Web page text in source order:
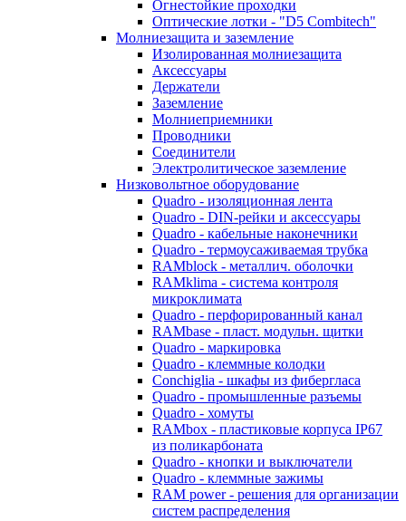
Огнестойкие проходки
Оптические лотки - "D5 Combitech"
Молниезащита и заземление
Изолированная молниезащита
Аксессуары
Держатели
Заземление
Молниеприемники
Проводники
Соединители
Электролитическое заземление
Низковольтное оборудование
Quadro - изоляционная лента
Quadro - DIN-рейки и аксессуары
Quadro - кабельные наконечники
Quadro - термоусаживаемая трубка
RAMblock - металлич. оболочки
RAMklima - система контроля
микроклимата
Quadro - перфорированный канал
RAMbase - пласт. модульн. щитки
Quadro - маркировка
Quadro - клеммные колодки
Conchiglia - шкафы из фибергласа
Quadro - промышленные разъемы
Quadro - хомуты
RAMbox - пластиковые корпуса IP67
из поликарбоната
Quadro - кнопки и выключатели
Quadro - клеммные зажимы
RAM power - решения для организации
систем распределения